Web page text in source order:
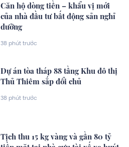
Căn hộ dòng tiền – khẩu vị mới
của nhà đầu tư bất động sản nghỉ
dưỡng
38 phút trước
Dự án tòa tháp 88 tầng Khu đô thị
Thủ Thiêm sắp đổi chủ
38 phút trước
Tịch thu 15 kg vàng và gần 80 tỷ